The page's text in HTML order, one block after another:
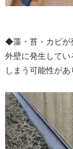
◆藻・苔・カビが
外壁に発生してい
しまう可能性があ